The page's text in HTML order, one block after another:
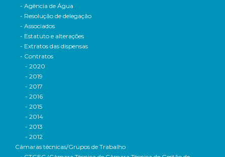
- Agência de Água
- Resolução de delegação
- Associados
- Estatuto e alterações
- Extratos das dispensas
- Contratos
- 2020
- 2019
- 2017
- 2016
- 2015
- 2014
- 2013
- 2012
Câmaras técnicas/Grupos de Trabalho